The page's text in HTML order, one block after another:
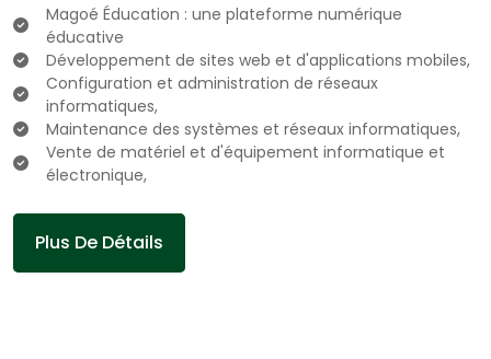
Magoé Éducation : une plateforme numérique
éducative
Développement de sites web et d'applications mobiles,
Configuration et administration de réseaux
informatiques,
Maintenance des systèmes et réseaux informatiques,
Vente de matériel et d'équipement informatique et
électronique,
Plus De Détails